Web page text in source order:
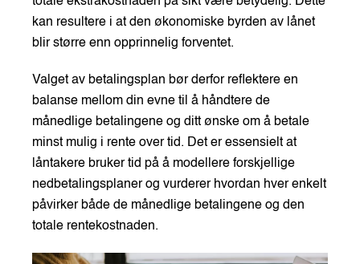
kan resultere i at den økonomiske byrden av lånet
blir større enn opprinnelig forventet.
Valget av betalingsplan bør derfor reflektere en
balanse mellom din evne til å håndtere de
månedlige betalingene og ditt ønske om å betale
minst mulig i rente over tid. Det er essensielt at
låntakere bruker tid på å modellere forskjellige
nedbetalingsplaner og vurderer hvordan hver enkelt
påvirker både de månedlige betalingene og den
totale rentekostnaden.